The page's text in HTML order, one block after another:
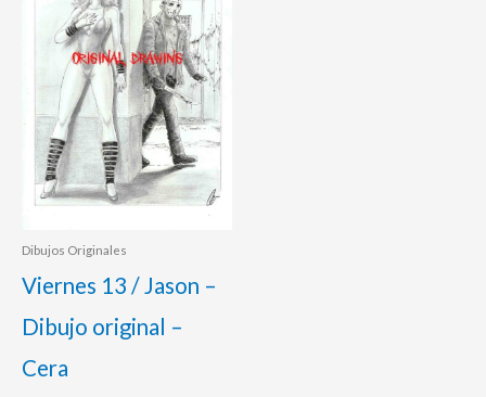
Dibujos Originales
Viernes 13 / Jason –
Dibujo original –
Cera